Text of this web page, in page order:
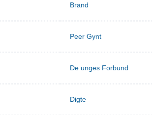
Brand
Peer Gynt
De unges Forbund
Digte